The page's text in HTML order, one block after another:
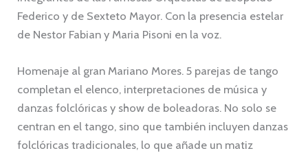
Federico y de Sexteto Mayor. Con la presencia estelar
de Nestor Fabian y Maria Pisoni en la voz.
Homenaje al gran Mariano Mores. 5 parejas de tango
completan el elenco, interpretaciones de música y
danzas folclóricas y show de boleadoras. No solo se
centran en el tango, sino que también incluyen danzas
folclóricas tradicionales, lo que añade un matiz